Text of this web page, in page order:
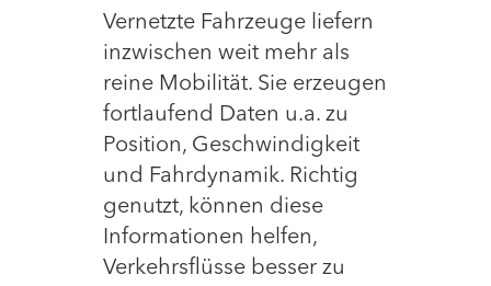
Vernetzte Fahrzeuge liefern
inzwischen weit mehr als
reine Mobilität. Sie erzeugen
fortlaufend Daten u.a. zu
Position, Geschwindigkeit
und Fahrdynamik. Richtig
genutzt, können diese
Informationen helfen,
Verkehrsflüsse besser zu